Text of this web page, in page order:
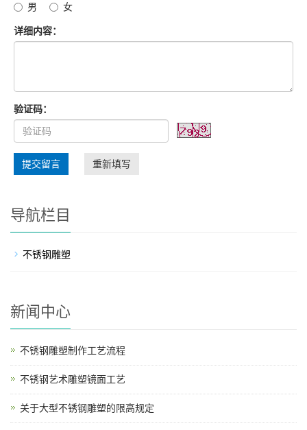
男
女
详细内容：
验证码：
提交留言 重新填写
导航栏目
不锈钢雕塑
新闻中心
不锈钢雕塑制作工艺流程
不锈钢艺术雕塑镜面工艺
关于大型不锈钢雕塑的限高规定